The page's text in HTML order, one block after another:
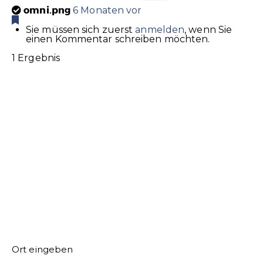
omni.png 6 Monaten vor
Sie müssen sich zuerstanmelden, wenn Sie
einen Kommentar schreiben möchten.
1 Ergebnis